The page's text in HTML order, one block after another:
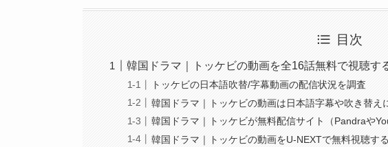
目次
韓国ドラマ｜トッケビの動画を全16話無料で視聴す
トッケビの日本語吹替/字幕動画の配信状況を調査
韓国ドラマ｜トッケビの動画は日本語字幕や吹き替え
韓国ドラマ｜トッケビが無料配信サイト（Pandraや
韓国ドラマ｜トッケビの動画をU-NEXTで無料視聴する